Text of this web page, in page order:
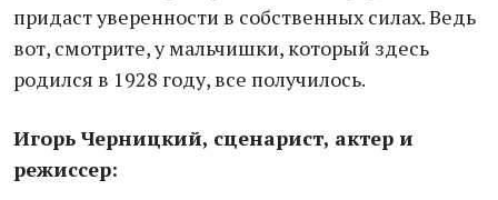
придаст уверенности в собственных силах. Ведь
вот, смотрите, у мальчишки, который здесь
родился в 1928 году, все получилось.
Игорь Черницкий, сценарист, актер и
режиссер: